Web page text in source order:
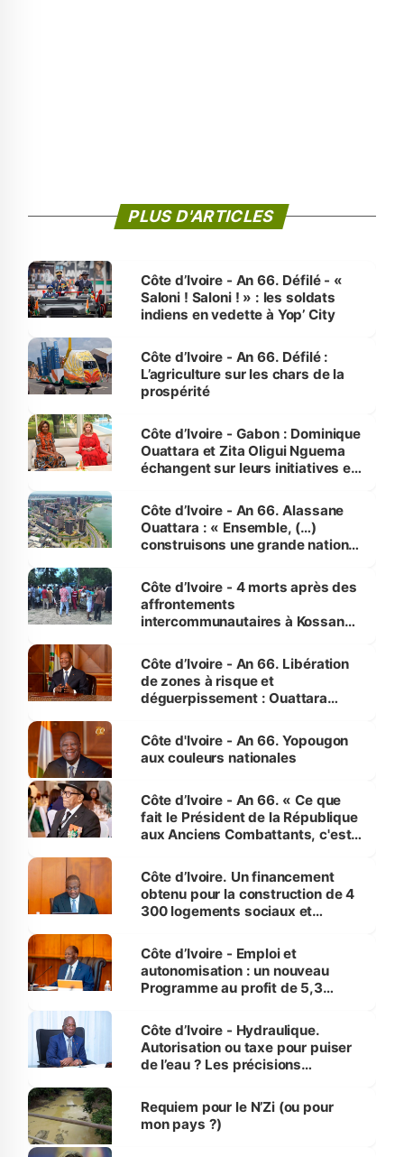
PLUS D'ARTICLES
Côte d’Ivoire - An 66. Défilé - «
Saloni ! Saloni ! » : les soldats
indiens en vedette à Yop’ City
Côte d’Ivoire - An 66. Défilé :
L’agriculture sur les chars de la
prospérité
Côte d’Ivoire - Gabon : Dominique
Ouattara et Zita Oligui Nguema
échangent sur leurs initiatives en
enfants
Côte d’Ivoire - An 66. Alassane
Ouattara : « Ensemble, (…)
construisons une grande nation
générations futures »
Côte d’Ivoire - 4 morts après des
affrontements
intercommunautaires à Kossandji
milieu des sinistrés
Côte d’Ivoire - An 66. Libération
de zones à risque et
déguerpissement : Ouattara
l'Etat de droit pour préserver les
vies humaines »
Côte d'Ivoire - An 66. Yopougon
aux couleurs nationales
Côte d’Ivoire - An 66. « Ce que
fait le Président de la République
aux Anciens Combattants, c'est
Côte d’Ivoire. Un financement
obtenu pour la construction de 4
300 logements sociaux et
et Yamoussoukro
Côte d’Ivoire - Emploi et
autonomisation : un nouveau
Programme au profit de 5,3
Côte d’Ivoire - Hydraulique.
Autorisation ou taxe pour puiser
de l’eau ? Les précisions
Requiem pour le N’Zi (ou pour
mon pays ?)